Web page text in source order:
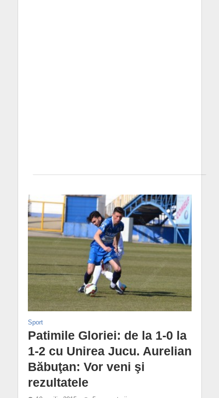
Sport
Patimile Gloriei: de la 1-0 la
1-2 cu Unirea Jucu. Aurelian
Băbuţan: Vor veni şi
rezultatele